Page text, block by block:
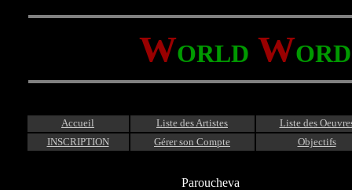
WORLD WORD
Accueil Liste des Artistes
Liste des
INSCRIPTION
Gérer son Compte Objectifs
Paroucheva